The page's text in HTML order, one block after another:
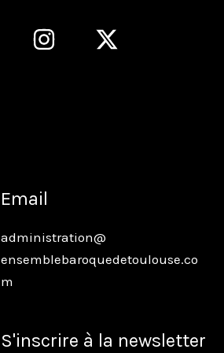
Email
administration@
ensemblebaroquedetoulouse.co
m
S'inscrire à la newsletter